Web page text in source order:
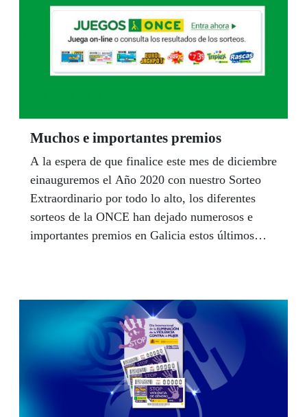
de 16 a 19 horas; y sábados, de 10 a 14.
Muchos e importantes premios
A la espera de que finalice este mes de diciembre
einauguremos el Año 2020 con nuestro Sorteo
Extraordinario por todo lo alto, los diferentes
sorteos de la ONCE han dejado numerosos e
importantes premios en Galicia estos últimos